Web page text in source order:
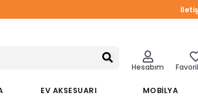
Hesabım
EV AKSESUARI MOBİLYA